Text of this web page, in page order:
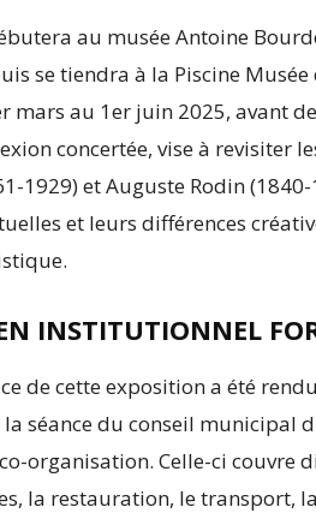
au musée Antoine
se tiendra à la Piscine
mars au 1er juin 2025, avant
concertée, vise à revisiter
1929) et Auguste Rodin
et leurs différences
INSTITUTIONNEL
de cette exposition a été
séance du conseil municipal
organisation. Celle-ci couvre
la restauration, le transport,